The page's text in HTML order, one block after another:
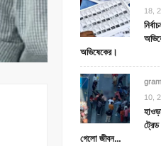
18,
অভিষেকের।
10,
ট্রেড
গেলো জীবন…